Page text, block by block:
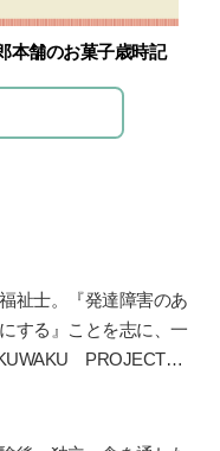
本舗のお菓子歳時記
祉士。
『発達障害のあ
する』ことを志に、一
PROJECT
トレッスンやワークシ